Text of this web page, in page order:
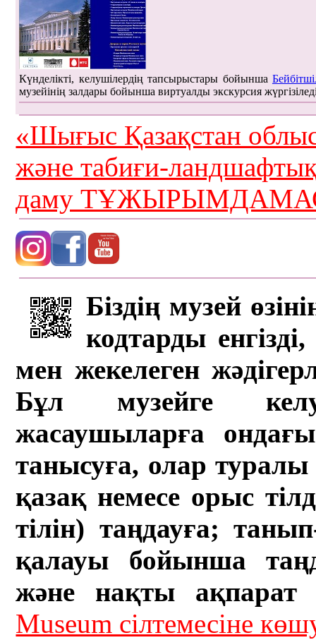
Күнделікті, келушілердің тапсырыстары бойынша
музейінің залдары бойынша виртуалды экскурсия
«Шығыс Қазақстан
және табиғи-
даму
Біздің музей
кодтарды
мен жекелеген
Бұл музейге
жасаушыларға
танысуға, олар туралы
қазақ немесе орыс
тілін) таңдауға;
қалауы бойынша
және нақты ақпарат
Museum сілтемесіне